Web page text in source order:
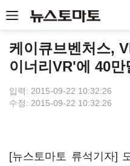
케이큐브벤처스,
이너리VR'에 40만
입력: 2015-09-22 10:32:26
수정: 2015-09-22 10:32:26
[뉴스토마토 류석기자]